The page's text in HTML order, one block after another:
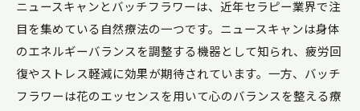
ニュースキャンとバッチフラワーは、近年セラピー業界で注
目を集めている自然療法の一つです。ニュースキャンは身体
のエネルギーバランスを調整する機器として知られ、疲労回
復やストレス軽減に効果が期待されています。一方、バッチ
フラワーは花のエッセンスを用いて心のバランスを整える療